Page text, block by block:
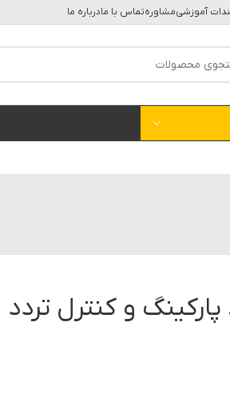
آموزشیمشاورهتماس با مادرباره ما
پارکینگ و کنترل تردد